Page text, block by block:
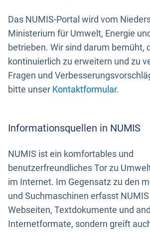
Das NUMIS-Portal wird vom
Ministerium für Umwelt, Energie
betrieben. Wir sind darum bemüht,
kontinuierlich zu erweitern und zu
Fragen und
bitte unser Kontaktformular.
Informationsquellen in NUMIS
NUMIS ist ein komfortables und
benutzerfreundliches Tor zu
im Internet. Im Gegensatz zu den
und Suchmaschinen erfasst
Webseiten, Textdokumente und
Internetformate, sondern greift